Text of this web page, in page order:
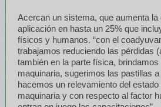
Acercan un sistema, que aumenta la
aplicación en hasta un 25% que
físicos y humanos. “con el
trabajamos reduciendo las pérdidas
también en la parte física,
maquinaria, sugerimos las pastillas
hacemos un relevamiento del
maquinaria y con respecto al factor